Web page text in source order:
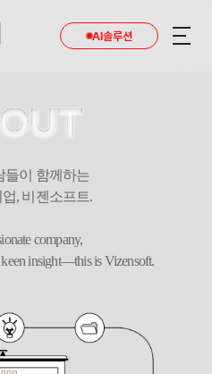
AI솔루션
OUT
들이 함께하는
, 비젠소프트.
company,
insight—this is Vizensoft.